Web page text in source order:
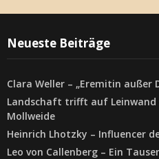
Neueste Beiträge
Clara Weller – „Eremitin außer
Landschaft trifft auf Leinwand
Mollweide
Heinrich Lhotzky – Influencer
Leo von Callenberg – Ein